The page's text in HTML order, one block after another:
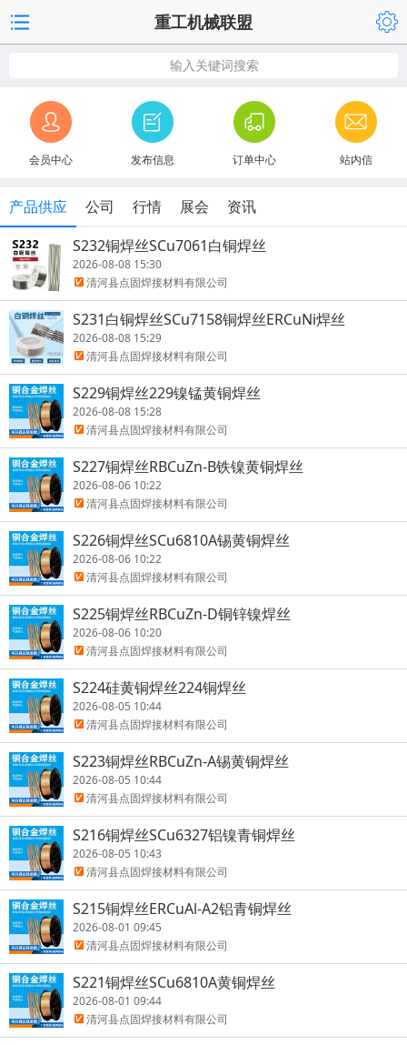
重工机械联盟
输入关键词搜索
会员中心 发布信息 订单中心 站内信
产品供应 公司 行情 展会
资讯
S232铜焊丝SCu7061白铜焊丝
2026-08-08 15:30
清河县点固焊接材料有限公司
S231白铜焊丝SCu7158铜焊丝ERCuNi焊丝
2026-08-08 15:29
清河县点固焊接材料有限公司
S229铜焊丝229镍锰黄铜焊丝
2026-08-08 15:28
清河县点固焊接材料有限公司
S227铜焊丝RBCuZn-B铁镍黄铜焊丝
2026-08-06 10:22
清河县点固焊接材料有限公司
S226铜焊丝SCu6810A锡黄铜焊丝
2026-08-06 10:22
清河县点固焊接材料有限公司
S225铜焊丝RBCuZn-D铜锌镍焊丝
2026-08-06 10:20
清河县点固焊接材料有限公司
S224硅黄铜焊丝224铜焊丝
2026-08-05 10:44
清河县点固焊接材料有限公司
S223铜焊丝RBCuZn-A锡黄铜焊丝
2026-08-05 10:44
清河县点固焊接材料有限公司
S216铜焊丝SCu6327铝镍青铜焊丝
2026-08-05 10:43
清河县点固焊接材料有限公司
S215铜焊丝ERCuAl-A2铝青铜焊丝
2026-08-01 09:45
清河县点固焊接材料有限公司
S221铜焊丝SCu6810A黄铜焊丝
2026-08-01 09:44
清河县点固焊接材料有限公司